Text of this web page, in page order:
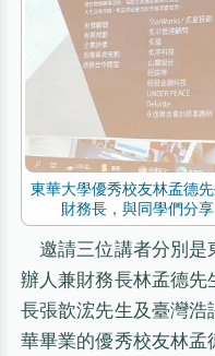
東華大學優秀校友林孟德
財務長，與同學們分
邀請三位講者分別是
辦人兼財務長林孟德
長張歆浤先生及臺灣
華畢業的優秀校友林